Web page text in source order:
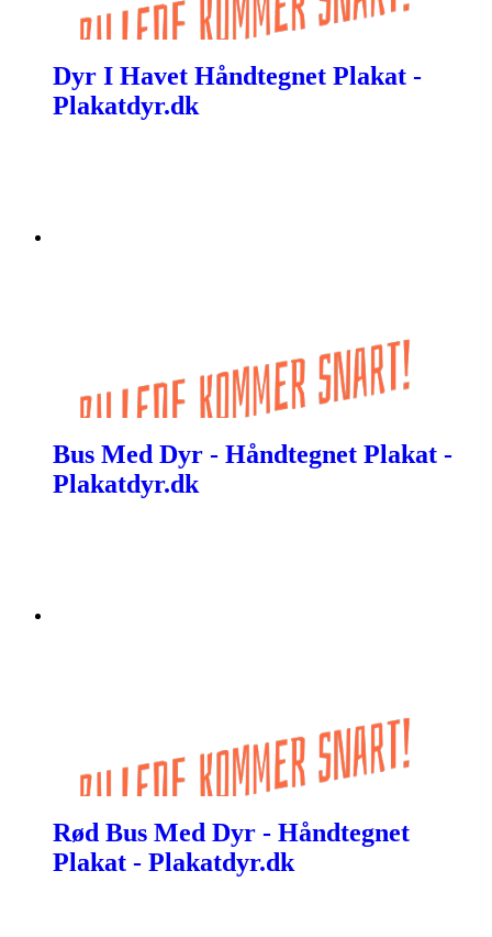
Dyr I Havet Håndtegnet Plakat -
Plakatdyr.dk
Bus Med Dyr - Håndtegnet Plakat -
Plakatdyr.dk
Rød Bus Med Dyr - Håndtegnet
Plakat - Plakatdyr.dk